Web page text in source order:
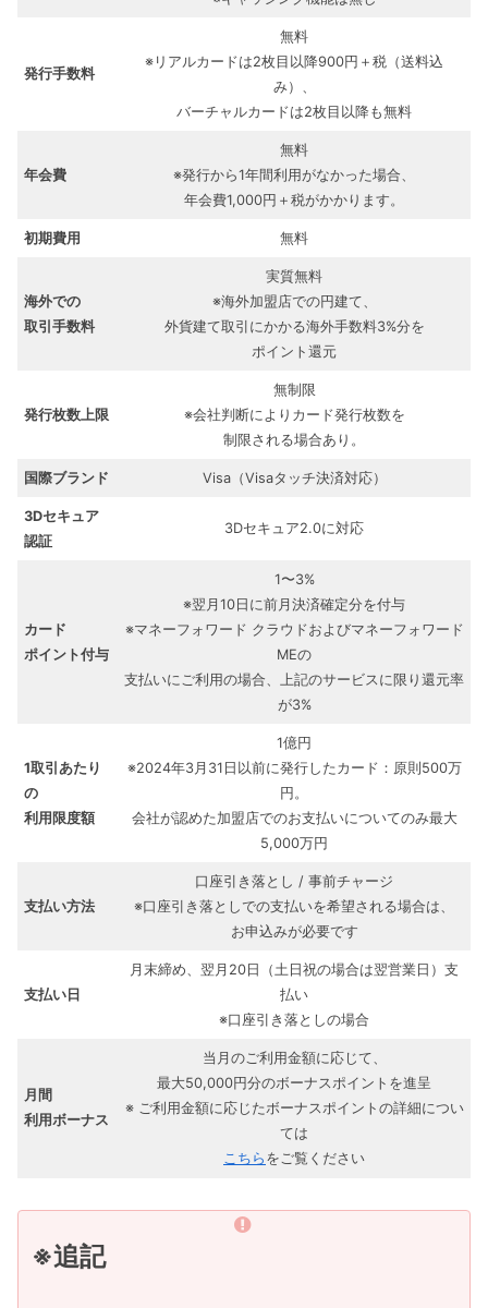
発行手数料
無料
※リアルカードは2枚目以降900円＋税（送料込
み）、
バーチャルカードは2枚目以降も無料
年会費
無料
※発行から1年間利用がなかった場合、
年会費1,000円＋税がかかります。
初期費用 無料
海外での
取引手数料
実質無料
※海外加盟店での円建て、
外貨建て取引にかかる海外手数料3%分を
ポイント還元
発行枚数上限
無制限
※会社判断によりカード発行枚数を
制限される場合あり。
国際ブランド Visa（Visaタッチ決済対応）
3Dセキュア
認証
3Dセキュア2.0に対応
カード
ポイント付与
1〜3%
※翌⽉10⽇に前⽉決済確定分を付与
※マネーフォワード クラウドおよびマネーフォワード
MEの
⽀払いにご利⽤の場合、上記のサービスに限り還元率
が3%
1取引あたり
の
利用限度額
1億円
※2024年3月31日以前に発行したカード：原則500万
円。
会社が認めた加盟店でのお支払いについてのみ最大
5,000万円
支払い方法
口座引き落とし / 事前チャージ
※口座引き落としでの支払いを希望される場合は、
お申込みが必要です
支払い日
月末締め、翌月20日（土日祝の場合は翌営業日）支
払い
※口座引き落としの場合
月間
利用ボーナス
当月のご利用金額に応じて、
最大50,000円分のボーナスポイントを進呈
※ ご利用金額に応じたボーナスポイントの詳細につい
ては
こちら をご覧ください
※追記